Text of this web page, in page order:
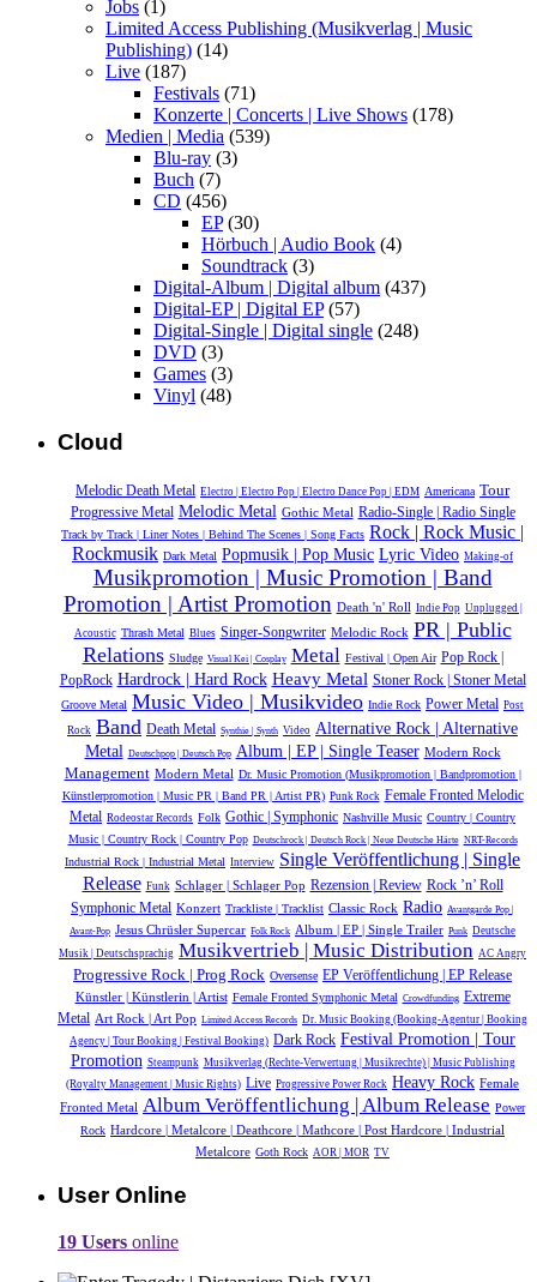
Jobs (1)
Limited Access Publishing (Musikverlag | Music
Publishing) (14)
Live (187)
Festivals (71)
Konzerte | Concerts | Live Shows (178)
Medien | Media (539)
Blu-ray (3)
Buch (7)
CD (456)
EP(30)
Hörbuch | Audio Book (4)
Soundtrack (3)
Digital-Album | Digital album (437)
Digital-EP | Digital EP(57)
Digital-Single | Digital single (248)
DVD (3)
Games (3)
Vinyl (48)
Cloud
Melodic Death Metal Electro | Electro Pop | Electro Dance Pop | EDM Americana Tour
Progressive Metal Melodic Metal Gothic Metal Radio-Single | Radio Single
Track by Track | Liner Notes | Behind The Scenes | Song Facts Rock | Rock Music |
Rockmusik Dark Metal Popmusik | Pop Music Lyric Video Making-of
Musikpromotion | Music Promotion | Band
Promotion | Artist Promotion Death 'n' Roll Indie Pop Unplugged |
Acoustic Thrash Metal Blues Singer-Songwriter Melodic Rock PR | Public
Relations Sludge Visual Kei | Cosplay Metal Festival | Open Air Pop Rock |
PopRock Hardrock | Hard Rock Heavy Metal Stoner Rock | Stoner Metal
Groove Metal Music Video | Musikvideo Indie Rock Power Metal Post
Rock Band Death Metal Synthie | Synth Video Alternative Rock | Alternative
Metal Deutschpop | Deutsch Pop Album | EP | Single Teaser Modern Rock
Management Modern Metal Dr. Music Promotion (Musikpromotion | Bandpromotion |
Künstlerpromotion | Music PR | Band PR | Artist PR) Punk Rock Female Fronted Melodic
Metal Rodeostar Records Folk Gothic | Symphonic Nashville Music Country | Country
Music | Country Rock | Country Pop Deutschrock | Deutsch Rock | Neue Deutsche Härte NRT-Records
Industrial Rock | Industrial Metal Interview Single Veröffentlichung | Single
Release Funk Schlager | Schlager Pop Rezension | Review Rock ’n’ Roll
Symphonic Metal Konzert Trackliste | Tracklist Classic Rock Radio Avantgarde Pop |
Avant-Pop Jesus Chrüsler Supercar Folk Rock Album | EP | Single Trailer Punk Deutsche
Musik |‎ Deutschsprachig Musikvertrieb | Music Distribution AC Angry
Progressive Rock | Prog Rock Oversense EP Veröffentlichung | EP Release
Künstler | Künstlerin | Artist Female Fronted Symphonic Metal Crowdfunding Extreme
Metal Art Rock | Art Pop Limited Access Records Dr. Music Booking (Booking-Agentur | Booking
Agency | Tour Booking | Festival Booking) Dark Rock Festival Promotion | Tour
Promotion Steampunk Musikverlag (Rechte-Verwertung | Musikrechte) | Music Publishing
(Royalty Management | Music Rights) Live Progressive Power Rock Heavy Rock Female
Fronted Metal Album Veröffentlichung | Album Release Power
Rock Hardcore | Metalcore | Deathcore | Mathcore | Post Hardcore | Industrial
Metalcore Goth Rock AOR | MOR TV
User Online
19 Users online